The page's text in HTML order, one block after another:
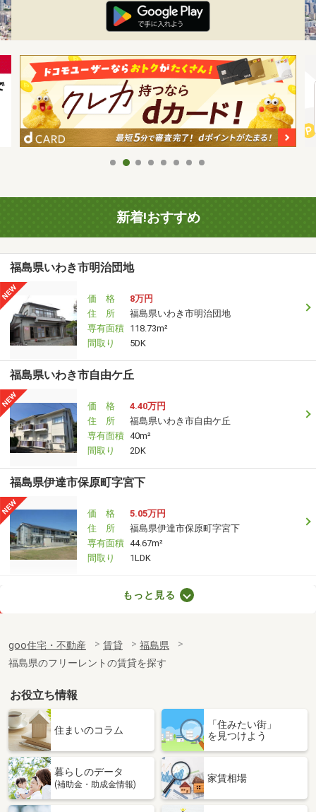
新着!おすすめ
福島県いわき市明治団地
価 格
8万円
住 所
福島県いわき市明治団地
専有面積 118.73m²
間取り
5DK
福島県いわき市自由ケ丘
価 格
4.40万円
住 所
福島県いわき市自由ケ丘
専有面積 40m²
間取り
2DK
福島県伊達市保原町字宮下
価 格
5.05万円
住 所
福島県伊達市保原町字宮下
専有面積 44.67m²
間取り
1LDK
専有面積
43.31m²
間取り
1LDK
福島県郡山市富久山町久保田字古坦
価 格
6.50万円
福島県郡山市富久山町久保田字古坦
専有面積 43.24m²
間取り
福島県二本松市成田町１丁目
もっと見る
goo住宅・不動産 賃貸
福島県
福島県のフリーレントの賃貸を探す
お役立ち情報
住まいのコラム
「住みたい街」
を見つけよう
暮らしのデータ
(補助金・助成金情報)
家賃相場